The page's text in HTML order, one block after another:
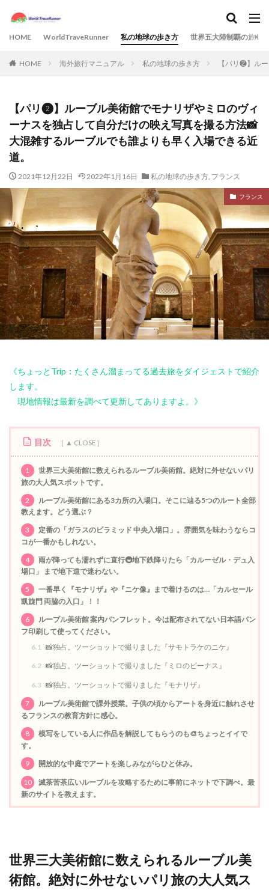
HOME WorldTraveRunner 私の地球の歩き方 世界五大陸制覇の旅
HOME 海外旅行マニュアル 私の地球の歩き方 【パリ❷】ル
【パリ❷】ルーブル美術館でモナリザやミロのヴィ
ーナスを独占して自分だけの映え写真を撮る方法📸
大混雑するルーブルでも誰よりも早く入場できる近
道。
2021年12月22日 2022年1月16日 私の地球の歩き方, フランス
フランス
《ちょっとTrip：たくさん溜まってる過去旅をダイジェストで紹介
します。
現地情報は最新を調べて更新してありますよ。》
目次
1
世界三大美術館に数えられるルーブル美術館。絶対に外せないパリ
旅の大人気スポットです。
2
ルーブル美術館にある3カ所の入場口。そこに辿る5つのルート全部
教えます。どう選ぶ？
3
定番の「ガラスのピラミッド 中央入場口」。雰囲気を味わうならコ
コが一番かもしれない。
4
雨が降っても濡れずに直行🚇地下鉄降りたら「カルーゼル・デュ入
場口」 まで地下道で迷わない。
5
一番早く『モナリザ』や『ニケ像』まで着けるのは…「カルセール
凱旋門 両脇の入口」！！
6
ルーブル美術館 案内パンフレット。今は配布されてない日本語パン
フ印刷して使ってください。
6.1 📸独占。ツーショットで撮りました『サモトラケのニケ』
6.2 📸独占。ツーショットで撮りました『ミロのビーナス』
6.3 📸独占。ツーショットで撮りました『モナリザ』
7
ルーブル美術館で課外授業。子供の頃からアートを身近に触れさせ
るフランスの教育方針に感心。
8
模写をしている人に作品を解説してもらうのも🎨ちょっとイイで
す。
9
開放的な中庭でアートを楽しみながらひと休み。
10
滅茶苦茶広いルーブルを攻略するために事前にネットで下調べ。最
新のサイトを教えます。
世界三大美術館に数えられるルーブル美
術館。絶対に外せないパリ旅の大人気ス